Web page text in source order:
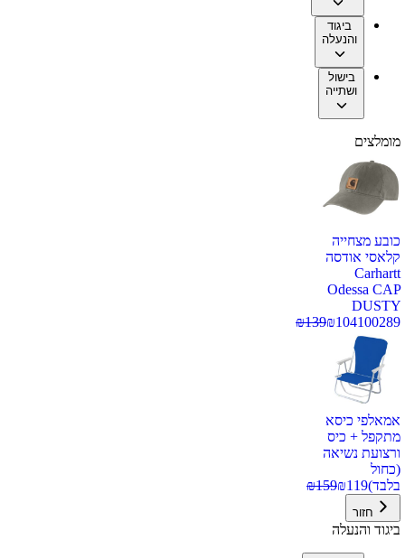
ביגוד
והנעלה
בישול
ושתייה
מומלצים
כובע מצחייה
קלאסי אודסה
Carhartt
Odessa CAP
DUSTY
100289
₪104
₪139
אמאלפי כיסא
מתקפל + כיס
ורצועת נשיאה
(כחול
בלבד)
₪119
₪159
חזור
ביגוד והנעלה